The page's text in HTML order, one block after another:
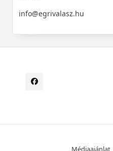
info@egrivalasz.hu
Médiaajánlat